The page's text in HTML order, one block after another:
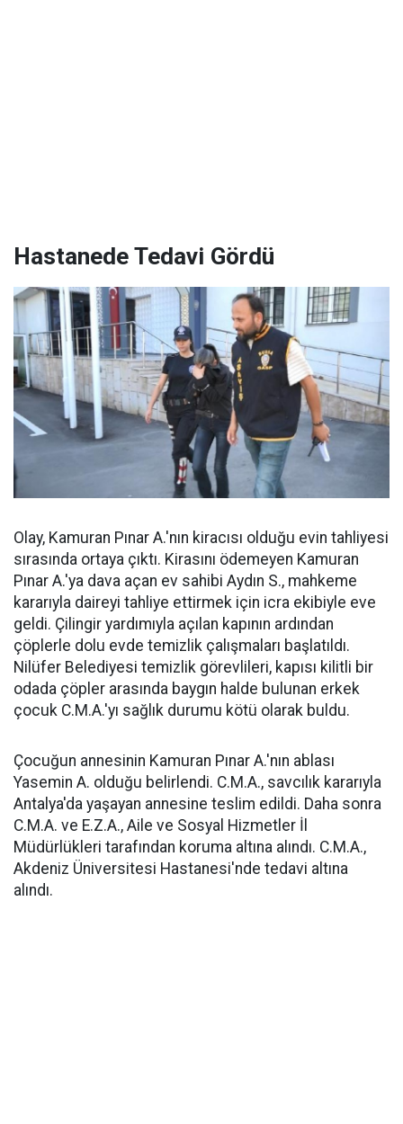
Hastanede Tedavi Gördü
Olay, Kamuran Pınar A.'nın kiracısı olduğu evin tahliyesi
sırasında ortaya çıktı. Kirasını ödemeyen Kamuran
Pınar A.'ya dava açan ev sahibi Aydın S., mahkeme
kararıyla daireyi tahliye ettirmek için icra ekibiyle eve
geldi. Çilingir yardımıyla açılan kapının ardından
çöplerle dolu evde temizlik çalışmaları başlatıldı.
Nilüfer Belediyesi temizlik görevlileri, kapısı kilitli bir
odada çöpler arasında baygın halde bulunan erkek
çocuk C.M.A.'yı sağlık durumu kötü olarak buldu.
Çocuğun annesinin Kamuran Pınar A.'nın ablası
Yasemin A. olduğu belirlendi. C.M.A., savcılık kararıyla
Antalya'da yaşayan annesine teslim edildi. Daha sonra
C.M.A. ve E.Z.A., Aile ve Sosyal Hizmetler İl
Müdürlükleri tarafından koruma altına alındı. C.M.A.,
Akdeniz Üniversitesi Hastanesi'nde tedavi altına
alındı.